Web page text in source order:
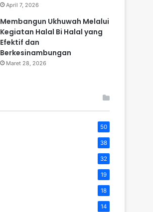
April 7, 2026
Membangun Ukhuwah Melalui
Kegiatan Halal Bi Halal yang
Efektif dan
Berkesinambungan
Maret 28, 2026
50
38
32
19
18
14